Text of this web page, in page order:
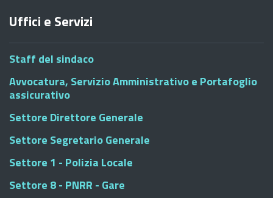
Uffici e Servizi
Staff del sindaco
Avvocatura, Servizio Amministrativo e Portafoglio
assicurativo
Settore Direttore Generale
Settore Segretario Generale
Settore 1 - Polizia Locale
Settore 8 - PNRR - Gare